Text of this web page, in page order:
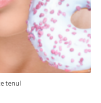
tenul